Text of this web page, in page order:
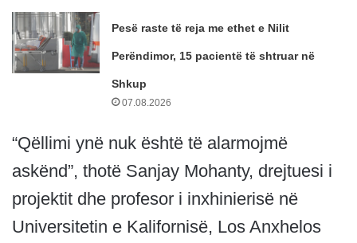
Pesë raste të reja me ethet e Nilit
Perëndimor, 15 pacientë të shtruar në
Shkup
07.08.2026
“Qëllimi ynë nuk është të alarmojmë
askënd”, thotë Sanjay Mohanty, drejtuesi i
projektit dhe profesor i inxhinierisë në
Universitetin e Kalifornisë, Los Anxhelos